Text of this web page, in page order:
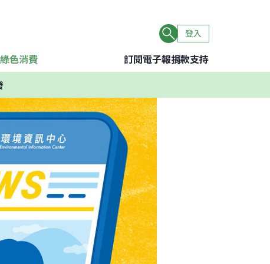
登入
綠色消費 訂閱電子報捐款支持